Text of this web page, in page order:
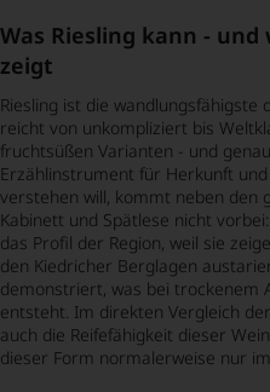
Was Riesling kann -
zeigt
Riesling ist die wandlungsfähigste
reicht von unkompliziert bis
fruchtsüßen Varianten - und
Erzählinstrument für Herkunft
verstehen will, kommt neben den
Kabinett und Spätlese nicht
das Profil der Region, weil sie
den Kiedricher Berglagen
demonstriert, was bei trockenem
entsteht. Im direkten Vergleich
auch die Reifefähigkeit dieser
dieser Form normalerweise nur